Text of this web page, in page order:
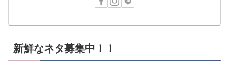
新鮮なネタ募集中！！